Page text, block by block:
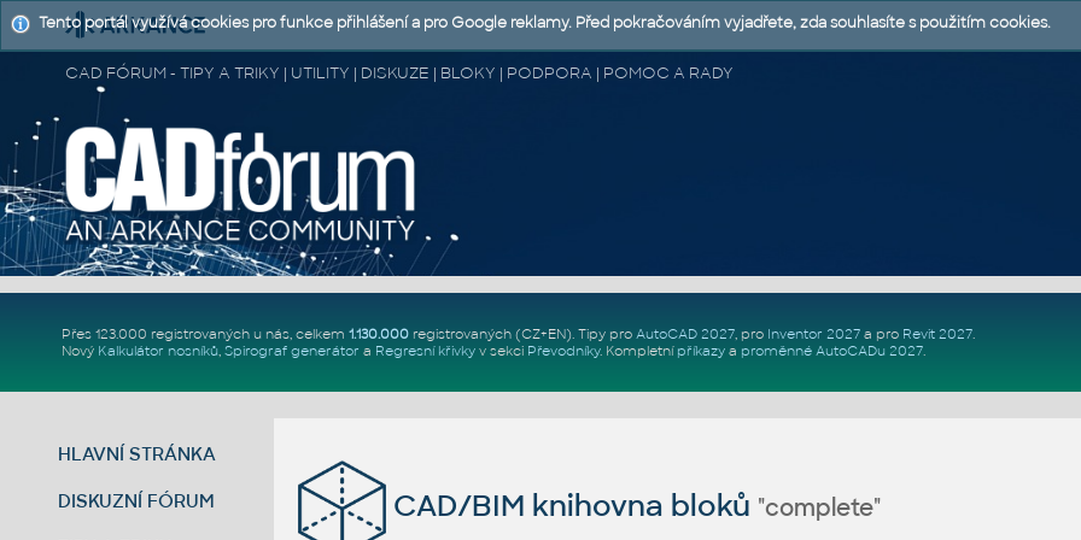
CAD FÓRUM - TIPY A TRIKY | UTILITY | DISKUZE | BLOKY | PODPORA | POMOC A RADY
Přes 123.000 registrovaných u nás, celkem 1.130.000registrovaných (CZ+EN). Tipy pro AutoCAD 2027, pro Inventor 2027a pro Revit 2027.
Nový Kalkulátor nosníků, Spirograf generátor a Regresní křivkyv sekci Převodníky. Kompletní příkazya proměnné AutoCADu 2027.
HLAVNÍ STRÁNKA
DISKUZNÍ FÓRUM CAD/BIM knihovna bloků "complete"
Tento portál využívá cookies pro funkce přihlášení a pro Google reklamy. Před pokračováním vyjadřete, zda souhlasíte s použitím cookies.